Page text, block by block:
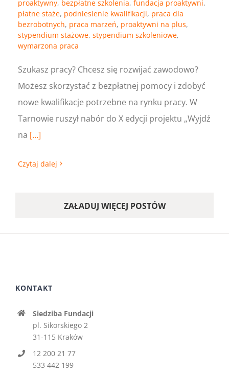
proaktywny, bezpłatne szkolenia, fundacja proaktywni,
płatne staże, podniesienie kwalifikacji, praca dla
bezrobotnych, praca marzeń, proaktywni na plus,
stypendium stażowe, stypendium szkoleniowe,
wymarzona praca
Szukasz pracy? Chcesz się rozwijać zawodowo?
Możesz skorzystać z bezpłatnej pomocy i zdobyć
nowe kwalifikacje potrzebne na rynku pracy. W
Tarnowie ruszył nabór do X edycji projektu „Wyjdź
na [...]
Czytaj dalej
ZAŁADUJ WIĘCEJ POSTÓW
KONTAKT
Siedziba Fundacji
pl. Sikorskiego 2
31-115 Kraków
12 200 21 77
533 442 199